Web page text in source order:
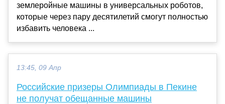
землеройные машины в универсальных роботов,
которые через пару десятилетий смогут полностью
избавить человека ...
13:45, 09 Апр
Российские призеры Олимпиады в Пекине
не получат обещанные машины